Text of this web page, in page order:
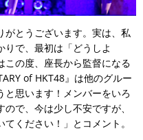
がとうございます。実は、私
りで、最初は「どうしよ
この度、座長から監督になる
of HKT48』は他のグルー
思います！メンバーをいろ
で、今は少し不安ですが、
ください！」とコメント。